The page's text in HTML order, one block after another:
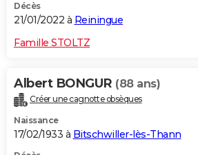
Décès
21/01/2022 à Reiningue
Famille STOLTZ
Albert BONGUR (88 ans)
Créer une cagnotte obsèques
Naissance
17/02/1933 à Bitschwiller-lès-Thann